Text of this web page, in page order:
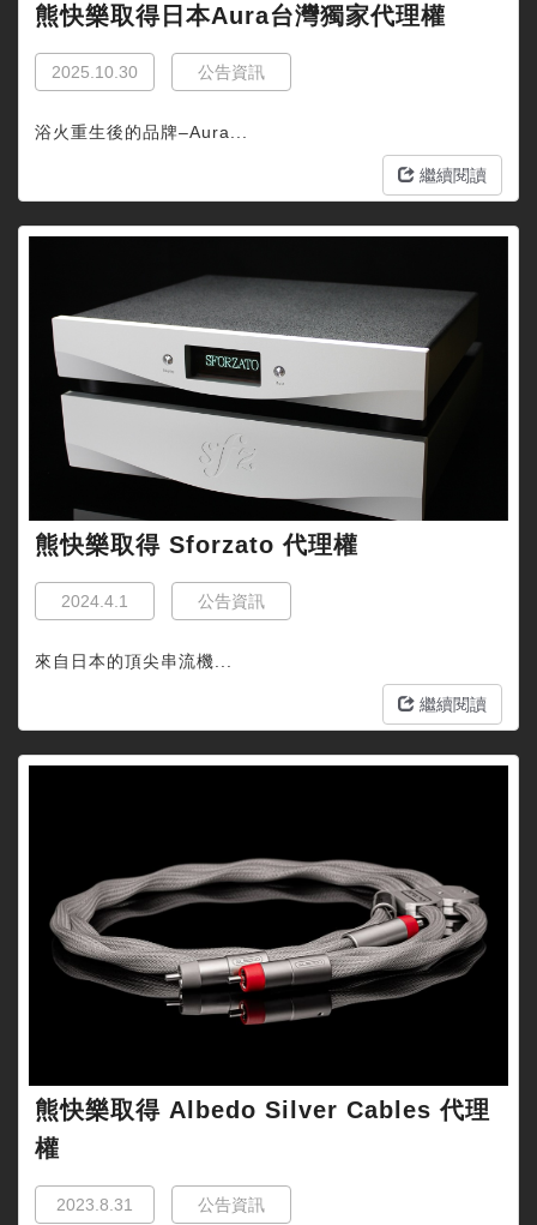
熊快樂取得日本Aura台灣獨家代理權
2025.10.30 公告資訊
浴火重生後的品牌‒Aura...
繼續閱讀
熊快樂取得 Sforzato 代理權
2024.4.1 公告資訊
來自日本的頂尖串流機...
繼續閱讀
熊快樂取得 Albedo Silver Cables 代理
權
2023.8.31 公告資訊